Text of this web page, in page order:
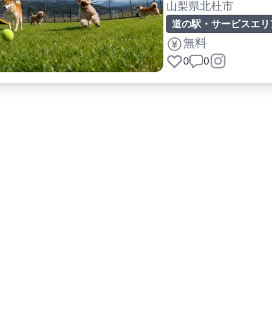
山梨県北杜市
道の駅・サービスエリ
無料
0 0